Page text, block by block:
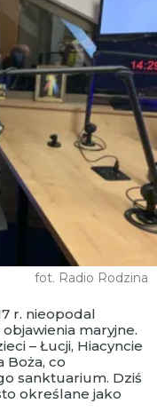
fot. Radio Rodzina
r. nieopodal
maryjne.
– Łucji, Hiacyncie
Boża, co
sanktuarium. Dziś
określane jako